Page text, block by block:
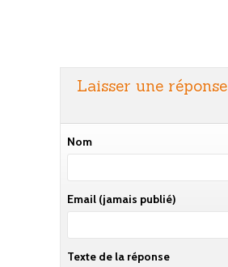
Laisser une réponse
Nom
Email (jamais publié)
Texte de la réponse